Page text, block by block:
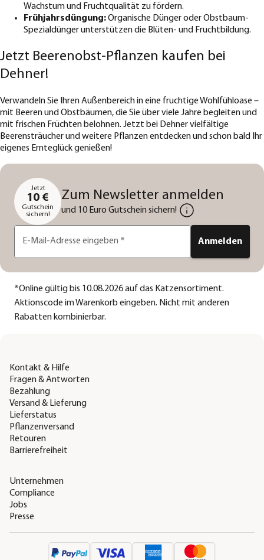
Wachstum und Fruchtqualität zu fördern.
Frühjahrsdüngung:Organische Dünger oder Obstbaum-
Spezialdünger unterstützen die Blüten- und Fruchtbildung.
Jetzt Beerenobst-Pflanzen kaufen bei
Dehner!
Verwandeln Sie Ihren Außenbereich in eine fruchtige Wohlfühloase –
mit Beeren und Obstbäumen, die Sie über viele Jahre begleiten und
mit frischen Früchten belohnen. Jetzt bei Dehner vielfältige
Beerensträucher und weitere Pflanzen entdecken und schon bald Ihr
eigenes Ernteglück genießen!
Jetzt
10 €
Gutschein
sichern!
Zum Newsletter anmelden
und 10 Euro Gutschein sichern!
E-Mail-Adresse eingeben * Anmelden
*Online gültig bis 10.08.2026 auf das Katzensortiment.
Aktionscode im Warenkorb eingeben. Nicht mit anderen
Rabatten kombinierbar.
Kontakt & Hilfe
Fragen & Antworten
Bezahlung
Versand & Lieferung
Lieferstatus
Pflanzenversand
Retouren
Barrierefreiheit
Unternehmen
Compliance
Jobs
Presse